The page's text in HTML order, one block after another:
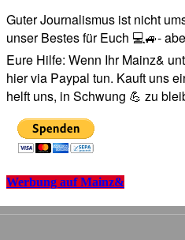
Guter Journalismus ist nicht
unser Bestes für Euch 💻🚙-
Eure Hilfe: Wenn Ihr Mainz&
hier via Paypal tun. Kauft uns
helft uns, in Schwung 💪 zu
Werbung auf Mainz&